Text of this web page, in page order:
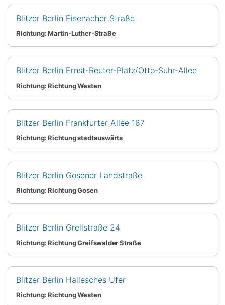
Blitzer Berlin Eisenacher Straße
Richtung: Martin-Luther-Straße
Blitzer Berlin Ernst-Reuter-Platz/Otto-Suhr-Allee
Richtung: Richtung Westen
Blitzer Berlin Frankfurter Allee 167
Richtung: Richtung stadtauswärts
Blitzer Berlin Gosener Landstraße
Richtung: Richtung Gosen
Blitzer Berlin Grellstraße 24
Richtung: Richtung Greifswalder Straße
Blitzer Berlin Hallesches Ufer
Richtung: Richtung Westen